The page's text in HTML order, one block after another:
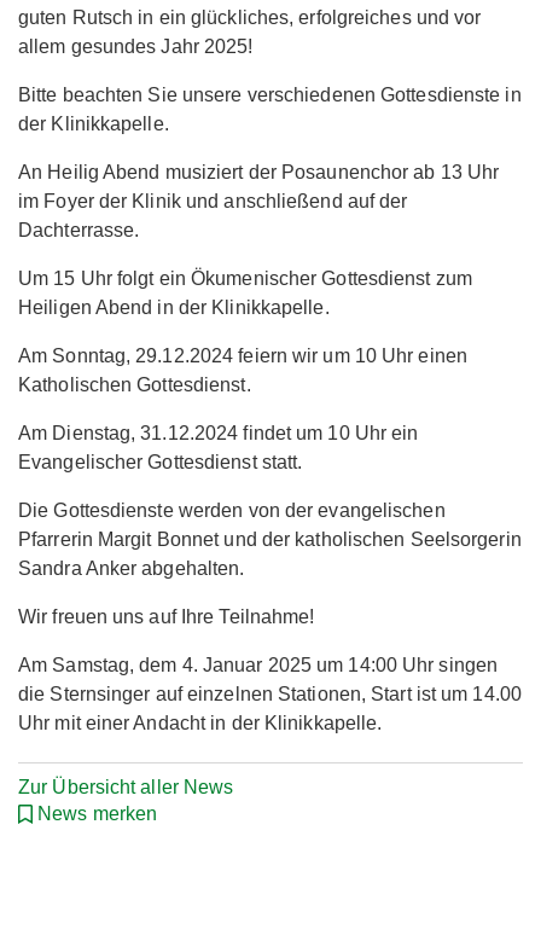
guten Rutsch in ein glückliches, erfolgreiches und vor
allem gesundes Jahr 2025!
Bitte beachten Sie unsere verschiedenen Gottesdienste in
der Klinikkapelle.
An Heilig Abend musiziert der Posaunenchor ab 13 Uhr
im Foyer der Klinik und anschließend auf der
Dachterrasse.
Um 15 Uhr folgt ein Ökumenischer Gottesdienst zum
Heiligen Abend in der Klinikkapelle.
Am Sonntag, 29.12.2024 feiern wir um 10 Uhr einen
Katholischen Gottesdienst.
Am Dienstag, 31.12.2024 findet um 10 Uhr ein
Evangelischer Gottesdienst statt.
Die Gottesdienste werden von der evangelischen
Pfarrerin Margit Bonnet und der katholischen Seelsorgerin
Sandra Anker abgehalten.
Wir freuen uns auf Ihre Teilnahme!
Am Samstag, dem 4. Januar 2025 um 14:00 Uhr singen
die Sternsinger auf einzelnen Stationen, Start ist um 14.00
Uhr mit einer Andacht in der Klinikkapelle.
Zur Übersicht aller News
News merken